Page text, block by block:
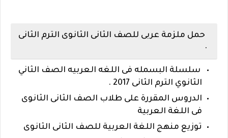
حمل ملزمة عربى للصف الثانى الثانوى الترم الثانى
.
سلسلة البسمله فى اللغه العربيه الصف الثاني
الثانوي الترم الثانى 2017 .
الدروس المقررة على طلاب الصف الثانى الثانوى
فى اللغة العربية
توزيع منهج اللغة العربية للصف الثانى الثانوى